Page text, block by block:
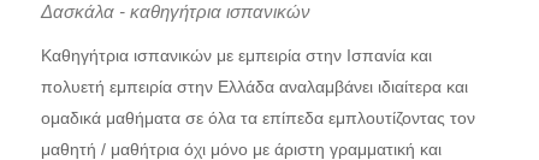
Δασκάλα - καθηγήτρια ισπανικών
Καθηγήτρια ισπανικών με εμπειρία στην Ισπανία και
πολυετή εμπειρία στην Ελλάδα αναλαμβάνει ιδιαίτερα και
ομαδικά μαθήματα σε όλα τα επίπεδα εμπλουτίζοντας τον
μαθητή / μαθήτρια όχι μόνο με άριστη γραμματική και